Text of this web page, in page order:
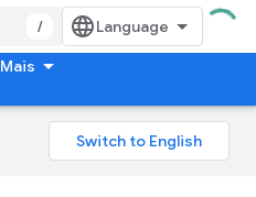
/
Mais